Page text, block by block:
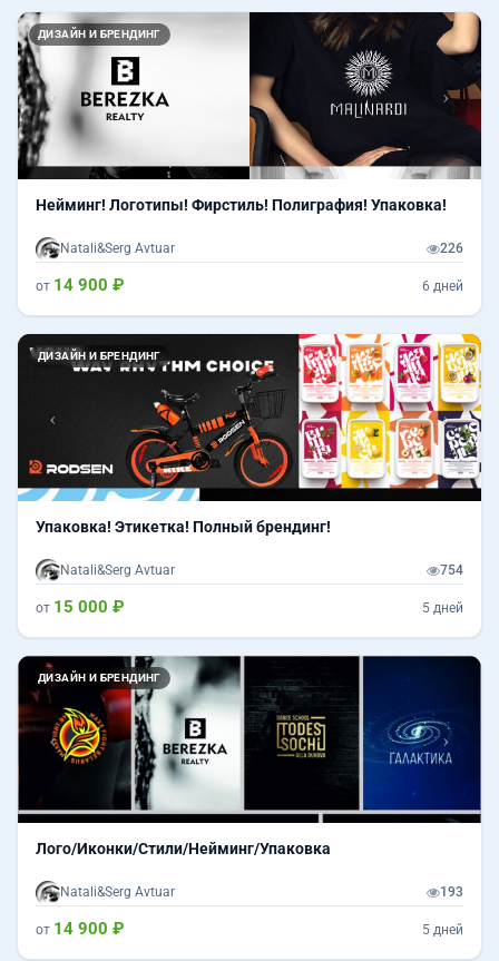
ДИЗАЙН И БРЕНДИНГ
Назад
Нейминг! Логотипы! Фирстиль! Полиграфия! Упаковка!
Natali&Serg Avtuar 226
от 14 900 ₽ 6 дней
ДИЗАЙН И БРЕНДИНГ
Назад
Упаковка! Этикетка! Полный брендинг!
Natali&Serg Avtuar 754
от 15 000 ₽ 5 дней
ДИЗАЙН И БРЕНДИНГ
Назад
Лого/Иконки/Стили/Нейминг/Упаковка
Natali&Serg Avtuar 193
от 14 900 ₽ 5 дней